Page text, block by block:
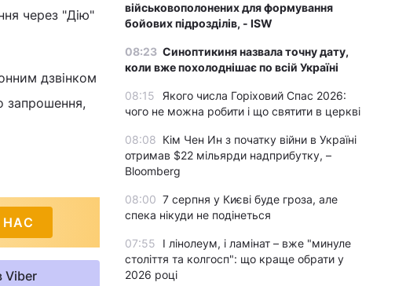
через "Дію"
дзвінком
запрошення,
НАС
Viber
військовополонених для формування
бойових підрозділів, - ISW
08:23 Синоптикиня назвала точну дату,
коли вже похолоднішає по всій Україні
08:15
Якого числа Горіховий Спас 2026:
чого не можна робити і що святити в церкві
08:08 Кім Чен Ин з початку війни в Україні
отримав $22 мільярди надприбутку, –
Bloomberg
08:00 7 серпня у Києві буде гроза, але
спека нікуди не подінеться
07:55
І лінолеум, і ламінат – вже "минуле
століття та колгосп": що краще обрати у
2026 році